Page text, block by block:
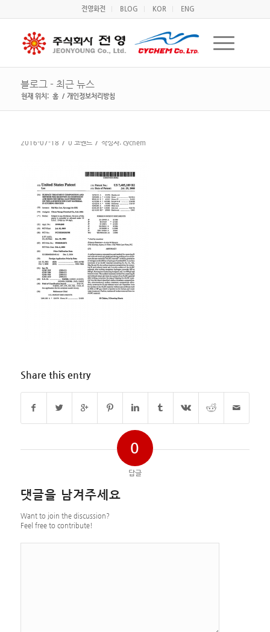
전영화전 BLOG KOR ENG
블로그 - 최근 뉴스
현재 위치: 홈 / 개인정보처리방침
2016-07-18 / 0 코멘트 / 작성자: cychem
Share this entry
0
답글
댓글을 남겨주세요
Want to join the discussion?
Feel free to contribute!